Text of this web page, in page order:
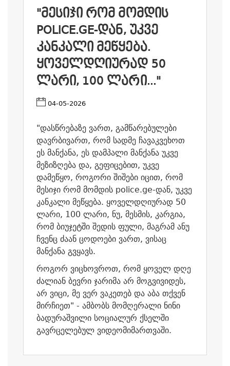
"ᲛᲔᲡᲘᲯᲘ ᲠᲝᲛ ᲛᲝᲛᲓᲘᲡ
POLICE.GE-ᲓᲐᲜ, ᲣᲙᲕᲔ
ᲙᲐᲜᲙᲐᲚᲘ ᲛᲔᲬᲧᲔᲑᲐ.
ᲧᲝᲕᲔᲚᲓᲦᲘᲣᲠᲐᲓ 50
ᲚᲐᲠᲘ, 100 ᲚᲐᲠᲘ..."
04-05-2026
"დასწრებაზე ვართ, გამწარებულები
დავრბივართ, რომ სადმე ჩავაკვეხოთ
ეს მანქანა, ეს დამპალი მანქანა უკვე
მეზიზღება და, გეფიცებით, უკვე
დამეწყო, როგორი შიშები იცით, რომ
მესიჯი რომ მომდის police.ge-დან, უკვე
კანკალი მეწყება. ყოველდღიურად 50
ლარი, 100 ლარი, ნუ, მესმის, კარგია,
რომ ბიუჯეტში შედის ფული, მაგრამ ანუ
ჩვენც ძაან ცოდოები ვართ, ვისაც
მანქანა გვყავს.
როგორ ვიცხოვროთ, რომ ყოველ დღე
ძალიან ბევრი ჯარიმა არ მოგვივიდეს,
არ ვიცი, მე ვერ ვაკეთებ და აბა თქვენ
მირჩიეთ" - ამბობს მომღერალი ნინი
ბადურაშვილი სოციალურ ქსელში
გავრცელებულ ვიდეომიმართვაში.